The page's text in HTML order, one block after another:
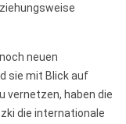
neuen
sie mit Blick auf
vernetzen, haben die
die internationale